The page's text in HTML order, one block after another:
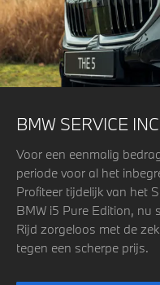
BMW SERVICE
Voor een eenmalig
periode voor al het
Profiteer tijdelijk van het
BMW i5 Pure Edition, nu
Rijd zorgeloos met de
tegen een scherpe prijs.